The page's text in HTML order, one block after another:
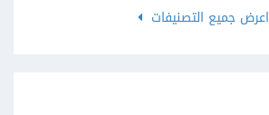
اعرض جميع التصنيفات